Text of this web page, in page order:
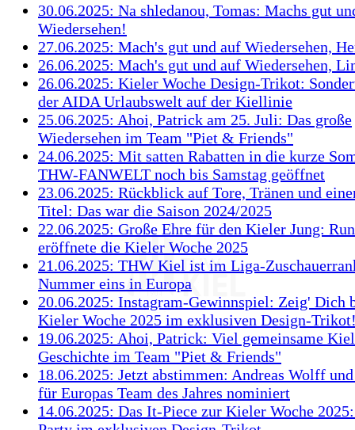
30.06.2025: Na shledanou, Tomas: Machs gut
Wiedersehen!
27.06.2025: Mach's gut und auf Wiedersehen,
26.06.2025: Mach's gut und auf Wiedersehen,
26.06.2025: Kieler Woche Design-Trikot:
der AIDA Urlaubswelt auf der Kiellinie
25.06.2025: Ahoi, Patrick am 25. Juli: Das große
Wiedersehen im Team "Piet & Friends"
24.06.2025: Mit satten Rabatten in die kurze
THW-FANWELT noch bis Samstag geöffnet
23.06.2025: Rückblick auf Tore, Tränen und
Titel: Das war die Saison 2024/2025
22.06.2025: Große Ehre für den Kieler Jung:
eröffnete die Kieler Woche 2025
21.06.2025: THW Kiel ist im Liga-
Nummer eins in Europa
20.06.2025: Instagram-Gewinnspiel: Zeig' Dich
Kieler Woche 2025 im exklusiven Design-
19.06.2025: Ahoi, Patrick: Viel gemeinsame
Geschichte im Team "Piet & Friends"
18.06.2025: Jetzt abstimmen: Andreas Wolff
für Europas Team des Jahres nominiert
14.06.2025: Das It-Piece zur Kieler Woche